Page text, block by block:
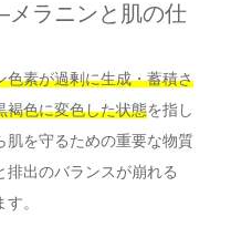
ラニンと肌の仕
色素が過剰に生成・蓄積さ
褐色に変色した状態を指し
肌を守るための重要な物質
排出のバランスが崩れる
。